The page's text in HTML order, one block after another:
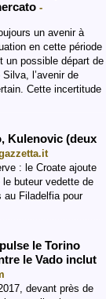
-
un avenir à
en cette période
un possible départ de
l’avenir de
Cette incertitude
Kulenovic (deux
: le Croate ajoute
buteur vedette de
au Filadelfia pour
le Torino
le Vado inclut
devant près de